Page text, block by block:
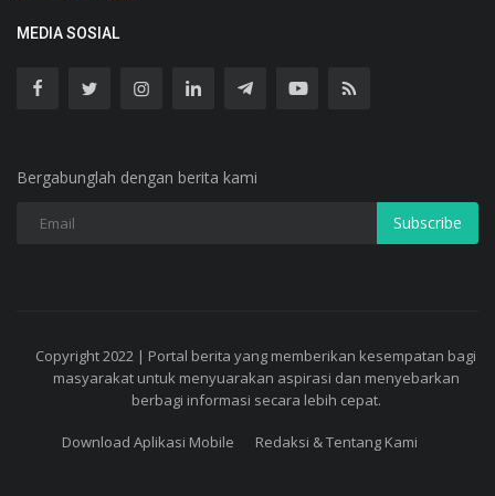
MEDIA SOSIAL
Bergabunglah dengan berita kami
Subscribe
Copyright 2022 | Portal berita yang memberikan kesempatan bagi
masyarakat untuk menyuarakan aspirasi dan menyebarkan
berbagi informasi secara lebih cepat.
Download Aplikasi Mobile Redaksi & Tentang Kami